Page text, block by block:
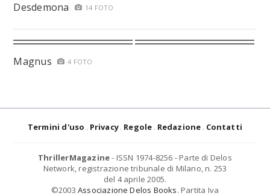
Desdemona 14 FOTO
Magnus 4 FOTO
Termini d'uso Privacy Regole Redazione Contatti
ThrillerMagazine- ISSN 1974-8256 - Parte di Delos
Network, registrazione tribunale di Milano, n. 253
del 4 aprile 2005.
©2003 Associazione Delos Books. Partita Iva